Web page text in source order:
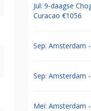
Jul: 9-daagse
Curacao €1056
Sep: Amsterdam
Sep: Amsterdam
Mei: Amsterdam